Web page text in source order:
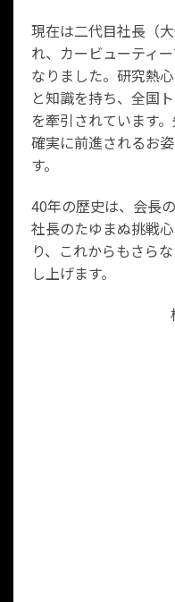
現在は二代目社長（
れ、カービューティ
なりました。研究熱
と知識を持ち、全国
を牽引されています
確実に前進されるお
す。
40年の歴史は、会長
社長のたゆまぬ挑戦
り、これからもさら
し上げます。